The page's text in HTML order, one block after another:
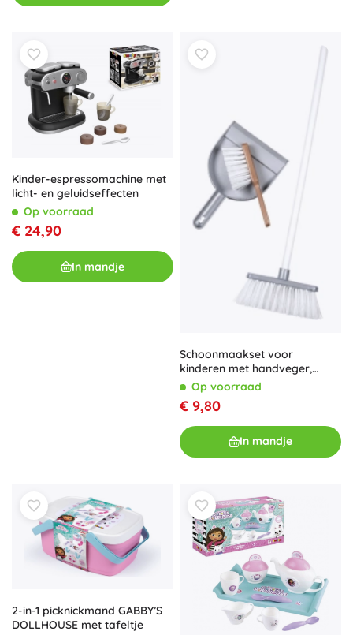
Kinder-espressomachine met
licht- en geluidseffecten
Op voorraad
€ 24,90
In mandje
Schoonmaakset voor
kinderen met handveger,
stoffer en grote bezem
Op voorraad
€ 9,80
In mandje
2-in-1 picknickmand GABBY’S
DOLLHOUSE met tafeltje